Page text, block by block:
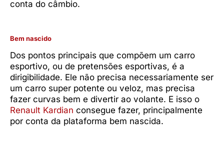
conta do câmbio.
Bem nascido
Dos pontos principais que compõem um carro
esportivo, ou de pretensões esportivas, é a
dirigibilidade. Ele não precisa necessariamente ser
um carro super potente ou veloz, mas precisa
fazer curvas bem e divertir ao volante. E isso o
Renault Kardian consegue fazer, principalmente
por conta da plataforma bem nascida.